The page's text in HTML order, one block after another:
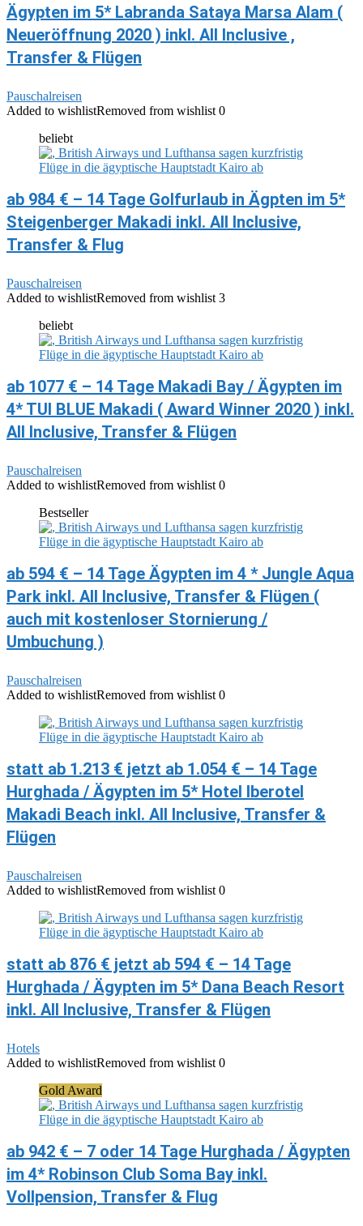
Ägypten im 5* Labranda Sataya Marsa Alam (
Neueröffnung 2020 ) inkl. All Inclusive ,
Transfer & Flügen
Pauschalreisen
Added to wishlistRemoved from wishlist 0
beliebt
ab 984 € – 14 Tage Golfurlaub in Ägpten im 5*
Steigenberger Makadi inkl. All Inclusive,
Transfer & Flug
Pauschalreisen
Added to wishlistRemoved from wishlist 3
beliebt
ab 1077 € – 14 Tage Makadi Bay / Ägypten im
4* TUI BLUE Makadi ( Award Winner 2020 ) inkl.
All Inclusive, Transfer & Flügen
Pauschalreisen
Added to wishlistRemoved from wishlist 0
Bestseller
ab 594 € – 14 Tage Ägypten im 4 * Jungle Aqua
Park inkl. All Inclusive, Transfer & Flügen (
auch mit kostenloser Stornierung /
Umbuchung )
Pauschalreisen
Added to wishlistRemoved from wishlist 0
statt ab 1.213 € jetzt ab 1.054 € – 14 Tage
Hurghada / Ägypten im 5* Hotel Iberotel
Makadi Beach inkl. All Inclusive, Transfer &
Flügen
Pauschalreisen
Added to wishlistRemoved from wishlist 0
statt ab 876 € jetzt ab 594 € – 14 Tage
Hurghada / Ägypten im 5* Dana Beach Resort
inkl. All Inclusive, Transfer & Flügen
Hotels
Added to wishlistRemoved from wishlist 0
Gold Award
ab 942 € – 7 oder 14 Tage Hurghada / Ägypten
im 4* Robinson Club Soma Bay inkl.
Vollpension, Transfer & Flug